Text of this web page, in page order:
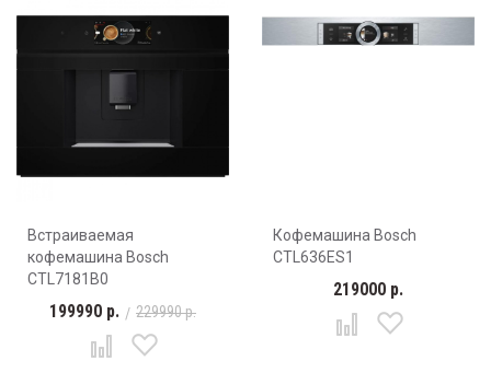
Встраиваемая
кофемашина Bosch
CTL7181B0
199990 р. 229990 р.
Кофемашина Bosch
CTL636ES1
219000 р.